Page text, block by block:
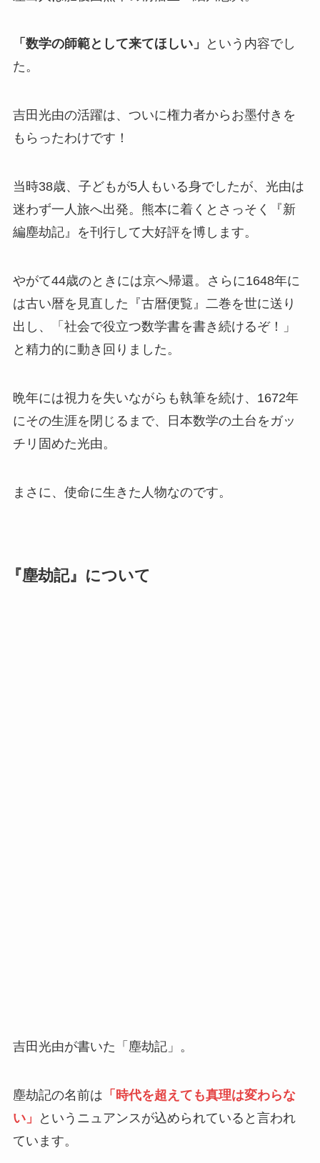
「数学の師範として来てほしい」
という内容でし
た。
吉田光由の活躍は、ついに権力者からお墨付きを
もらったわけです！
当時38歳、子どもが5人もいる身でしたが、光由は
迷わず一人旅へ出発。熊本に着くとさっそく『新
編塵劫記』を刊行して大好評を博します。
やがて44歳のときには京へ帰還。さらに1648年に
は古い暦を見直した『古暦便覧』二巻を世に送り
出し、「社会で役立つ数学書を書き続けるぞ！」
と精力的に動き回りました。
晩年には視力を失いながらも執筆を続け、1672年
にその生涯を閉じるまで、日本数学の土台をガッ
チリ固めた光由。
まさに、使命に生きた人物なのです。
『塵劫記』について
吉田光由が書いた「塵劫記」。
塵劫記の名前は 「時代を超えても真理は変わらな
い」
というニュアンスが込められていると言われ
ています。